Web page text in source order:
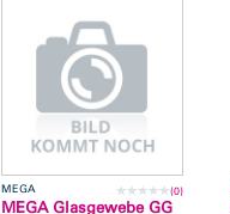
MEGA (0)
MEGA Glasgewebe GG